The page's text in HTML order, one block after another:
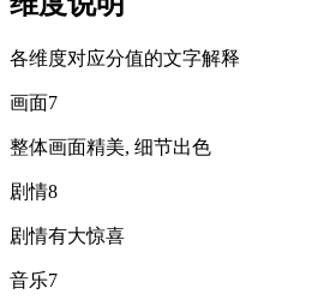
各维度对应分值的文字解释
画面7
整体画面精美, 细节出色
剧情8
剧情有大惊喜
音乐7